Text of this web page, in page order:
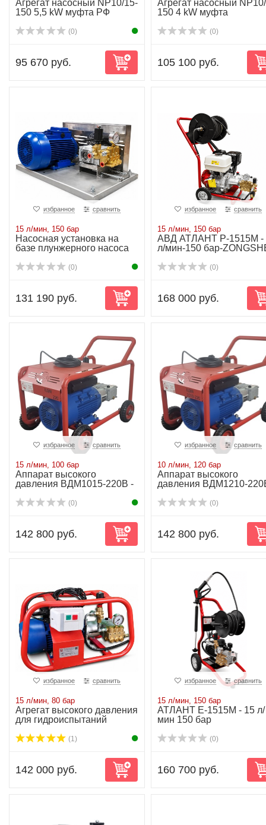
Агрегат насосный NP10/15-
150 5,5 kW муфта РФ
(0)
95 670 руб.
Агрегат насосный
150 4 kW муфта
(0)
105 100 руб.
избранное сравнить
15 л/мин, 150 бар
Насосная установка на
базе плунжерного насоса
(0)
131 190 руб.
избранное сравнить
15 л/мин, 150 бар
АВД АТЛАНТ P-1515М -
л/мин-150 бар-
(0)
168 000 руб.
избранное сравнить
15 л/мин, 100 бар
Аппарат высокого
давления ВДМ1015-220В -
(0)
142 800 руб.
избранное сравнить
10 л/мин, 120 бар
Аппарат высокого
давления ВДМ1210-
(0)
142 800 руб.
избранное сравнить
15 л/мин, 80 бар
Агрегат высокого давления
для гидроиспытаний
(1)
142 000 руб.
избранное сравнить
15 л/мин, 150 бар
АТЛАНТ Е-1515М - 15 л/
мин 150 бар
(0)
160 700 руб.